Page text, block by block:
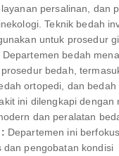
persalinan, dan
Teknik bedah
untuk prosedur
Departemen bedah
bedah,
ortopedi, dan bedah
ini dilengkapi dengan
dan peralatan
Departemen ini
dan pengobatan kondisi